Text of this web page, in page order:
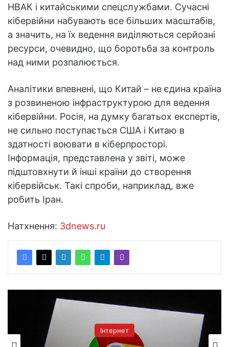
НВАК і китайськими спецслужбами. Сучасні
кібервійни набувають все більших масштабів,
а значить, на їх ведення виділяються серйозні
ресурси, очевидно, що боротьба за контроль
над ними розпалюється.
Аналітики впевнені, що Китай – не єдина країна
з розвиненою інфраструктурою для ведення
кібервійни. Росія, на думку багатьох експертів,
не сильно поступається США і Китаю в
здатності воювати в кіберпросторі.
Інформація, представлена у звіті, може
підштовхнути й інші країни до створення
кібервійськ. Такі спроби, наприклад, вже
робить Іран.
Натхнення: 3dnews.ru
Інтернет